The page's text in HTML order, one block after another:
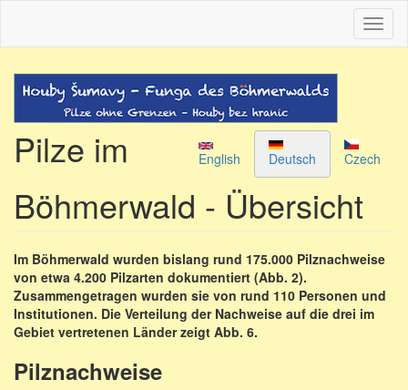
Inhalt
English Deutsch Czech
Pilze im
Böhmerwald - Übersicht
Im Böhmerwald wurden bislang rund 175.000 Pilznachweise
von etwa 4.200 Pilzarten dokumentiert (Abb. 2).
Zusammengetragen wurden sie von rund 110 Personen und
Institutionen. Die Verteilung der Nachweise auf die drei im
Gebiet vertretenen Länder zeigt Abb. 6.
Pilznachweise